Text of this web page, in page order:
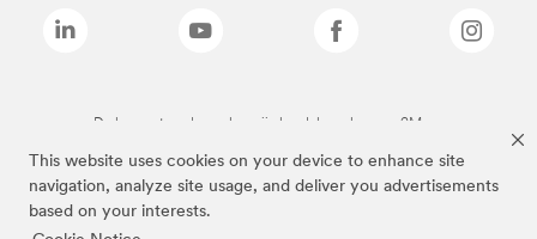
This website uses cookies on your device to enhance site
navigation, analyze site usage, and deliver you advertisements
based on your interests.
De bovenstaande merken zijn handelsmerken van 3M.we